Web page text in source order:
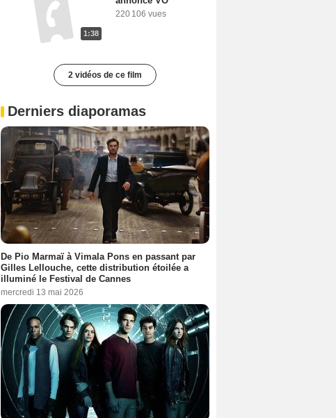
1:38
220 106 vues
2 vidéos de ce film
Derniers diaporamas
De Pio Marmaï à Vimala Pons en passant par
Gilles Lellouche, cette distribution étoilée a
illuminé le Festival de Cannes
mercredi 13 mai 2026